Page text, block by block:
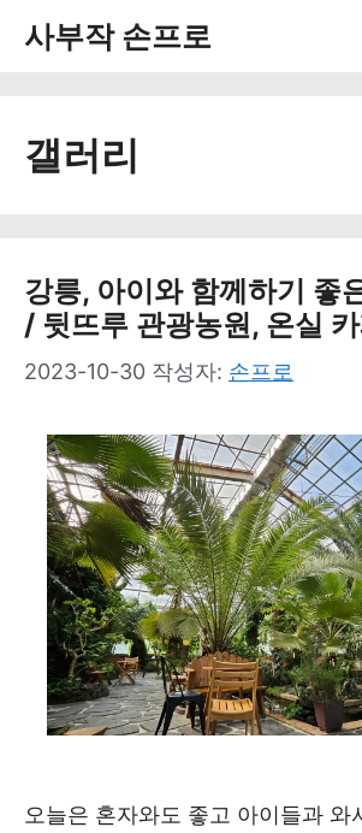
사부작 손프로
갤러리
강릉, 아이와 함께하기 좋
/ 뒷뜨루 관광농원, 온실
2023-10-30 작성자: 손프로
오늘은 혼자와도 좋고 아이들과 와